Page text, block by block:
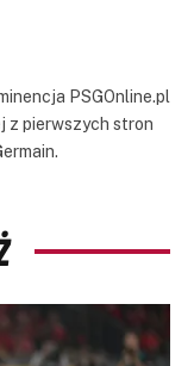
PSGOnline.pl
z pierwszych stron